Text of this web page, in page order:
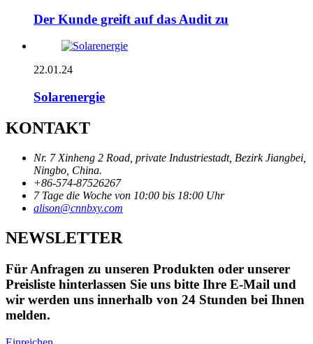
Der Kunde greift auf das Audit zu
22.01.24
Solarenergie
KONTAKT
Nr. 7 Xinheng 2 Road, private Industriestadt, Bezirk Jiangbei,
Ningbo, China.
+86-574-87526267
7 Tage die Woche von 10:00 bis 18:00 Uhr
alison@cnnbxy.com
NEWSLETTER
Für Anfragen zu unseren Produkten oder unserer
Preisliste hinterlassen Sie uns bitte Ihre E-Mail und
wir werden uns innerhalb von 24 Stunden bei Ihnen
melden.